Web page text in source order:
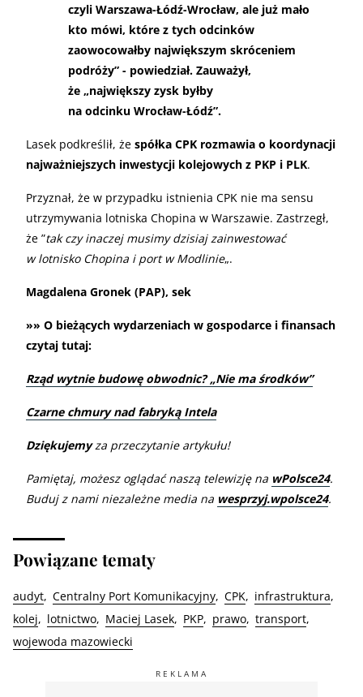
czyli Warszawa-Łódź-Wrocław, ale już mało
kto mówi, które z tych odcinków
zaowocowałby największym skróceniem
podróży” - powiedział. Zauważył,
że „największy zysk byłby
na odcinku Wrocław-Łódź”.
Lasek podkreślił, że spółka CPK rozmawia o koordynacji
najważniejszych inwestycji kolejowych z PKP i PLK.
Przyznał, że w przypadku istnienia CPK nie ma sensu
utrzymywania lotniska Chopina w Warszawie. Zastrzegł,
że ”tak czy inaczej musimy dzisiaj zainwestować
w lotnisko Chopina i port w Modlinie„.
Magdalena Gronek (PAP), sek
»» O bieżących wydarzeniach w gospodarce i finansach
czytaj tutaj:
Rząd wytnie budowę obwodnic? „Nie ma środków”
Czarne chmury nad fabryką Intela
Dziękujemyza przeczytanie artykułu!
Pamiętaj, możesz oglądać naszą telewizję na wPolsce24.
Buduj z nami niezależne media na wesprzyj.wpolsce24.
Powiązane tematy
audyt Centralny Port Komunikacyjny CPK
infrastruktura
kolej
lotnictwo Maciej Lasek PKP prawo transport
wojewoda mazowiecki